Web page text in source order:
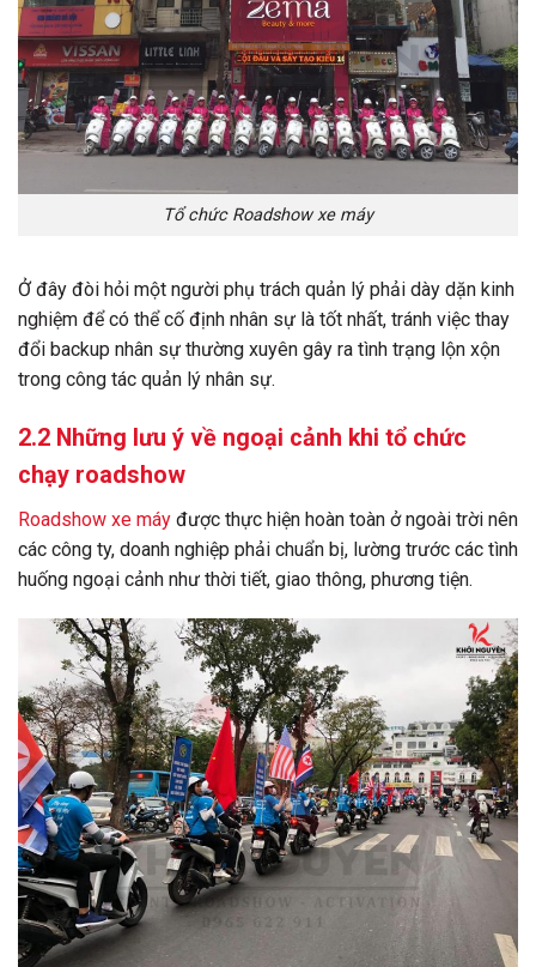
Tổ chức Roadshow xe máy
Ở đây đòi hỏi một người phụ trách quản lý phải dày dặn kinh
nghiệm để có thể cố định nhân sự là tốt nhất, tránh việc thay
đổi backup nhân sự thường xuyên gây ra tình trạng lộn xộn
trong công tác quản lý nhân sự.
2.2 Những lưu ý về ngoại cảnh khi tổ chức
chạy roadshow
Roadshow xe máy được thực hiện hoàn toàn ở ngoài trời nên
các công ty, doanh nghiệp phải chuẩn bị, lường trước các tình
huống ngoại cảnh như thời tiết, giao thông, phương tiện.